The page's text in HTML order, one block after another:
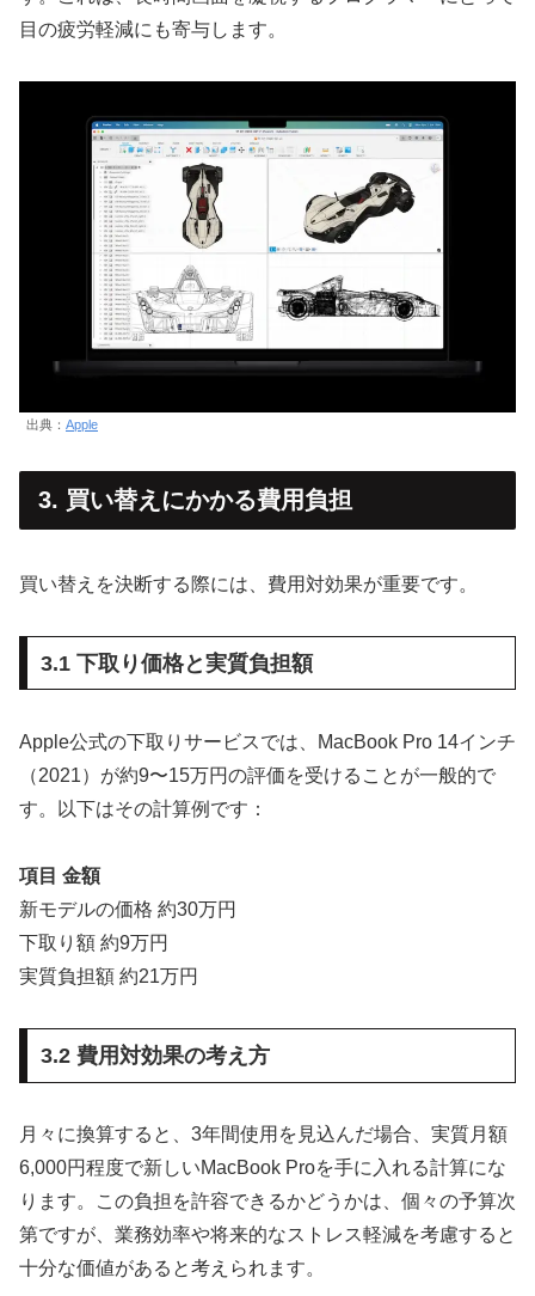
目の疲労軽減にも寄与します。
出典： Apple
3. 買い替えにかかる費用負担
買い替えを決断する際には、費用対効果が重要です。
3.1 下取り価格と実質負担額
Apple公式の下取りサービスでは、MacBook Pro 14インチ
（2021）が約9〜15万円の評価を受けることが一般的で
す。以下はその計算例です：
項目 金額
新モデルの価格 約30万円
下取り額 約9万円
実質負担額 約21万円
3.2 費用対効果の考え方
月々に換算すると、3年間使用を見込んだ場合、実質月額
6,000円程度で新しいMacBook Proを手に入れる計算にな
ります。この負担を許容できるかどうかは、個々の予算次
第ですが、業務効率や将来的なストレス軽減を考慮すると
十分な価値があると考えられます。